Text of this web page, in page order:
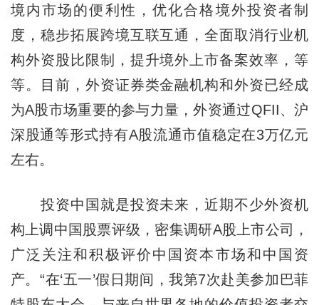
境内市场的便利性，优化合格境外投资者制
度，稳步拓展跨境互联互通，全面取消行业机
构外资股比限制，提升境外上市备案效率，等
等。目前，外资证券类金融机构和外资已经成
为A股市场重要的参与力量，外资通过QFII、沪
深股通等形式持有A股流通市值稳定在3万亿元
左右。
投资中国就是投资未来，近期不少外资机
构上调中国股票评级，密集调研A股上市公司，
广泛关注和积极评价中国资本市场和中国资
产。“在‘五一’假日期间，我第7次赴美参加巴菲